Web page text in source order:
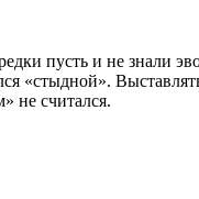
пусть и не знали
«стыдной».
не считался.